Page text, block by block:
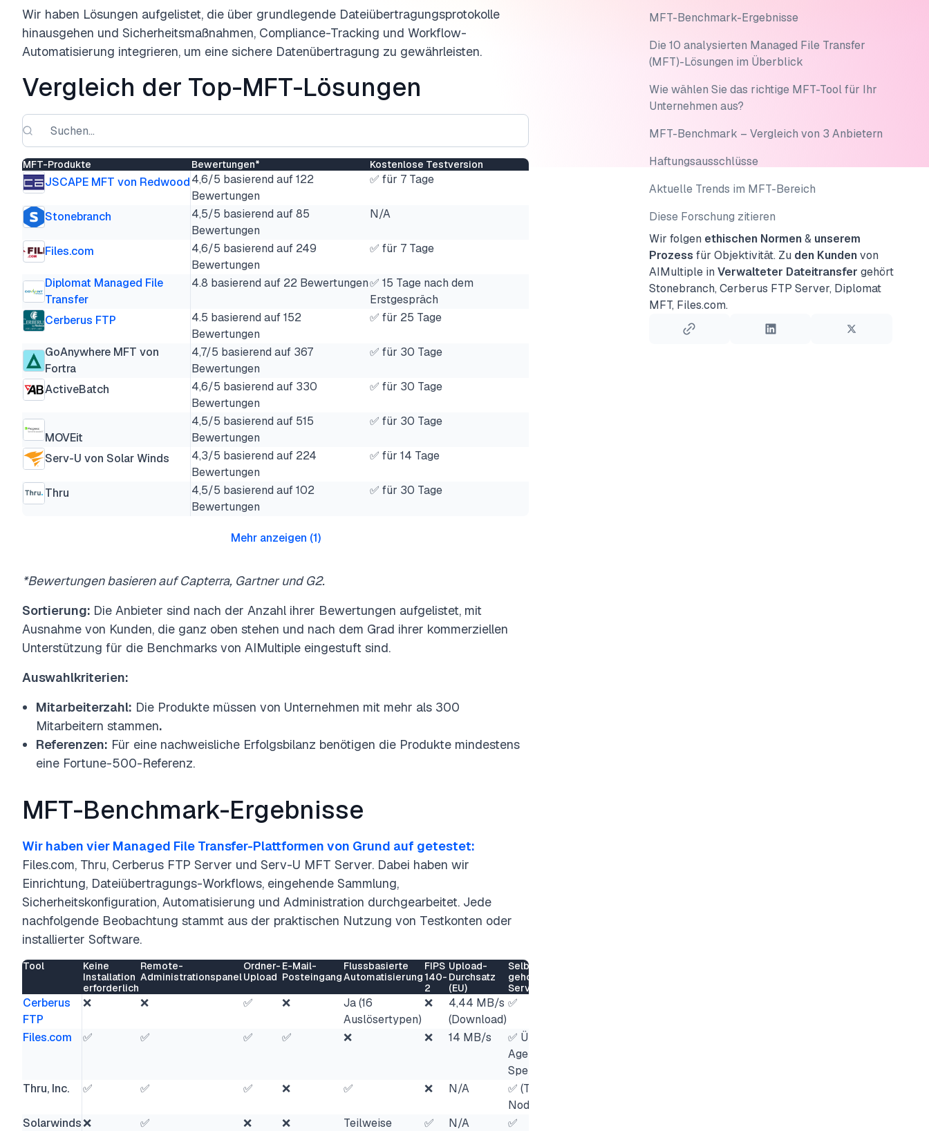
Wir haben Lösungen aufgelistet, die über grundlegende Dateiübertragungsprotokolle
hinausgehen und Sicherheitsmaßnahmen, Compliance-Tracking und Workflow-
Automatisierung integrieren, um eine sichere Datenübertragung zu gewährleisten.
Vergleich der Top-MFT-Lösungen
MFT-Produkte Bewertungen* Kostenlose Testversion
JSCAPE MFT von Redwood4,6/5 basierend auf 122
Bewertungen
✅ für 7 Tage
Stonebranch
4,5/5 basierend auf 85
Bewertungen
N/A
Files.com
4,6/5 basierend auf 249
Bewertungen
✅ für 7 Tage
Diplomat Managed File
Transfer
4.8 basierend auf 22 Bewertungen✅ 15 Tage nach dem
Erstgespräch
Cerberus FTP
4.5 basierend auf 152
Bewertungen
✅ für 25 Tage
GoAnywhere MFT von
Fortra
4,7/5 basierend auf 367
Bewertungen
✅ für 30 Tage
ActiveBatch
4,6/5 basierend auf 330
Bewertungen
✅ für 30 Tage
MOVEit
4,5/5 basierend auf 515
Bewertungen
✅ für 30 Tage
Serv-U von Solar Winds
4,3/5 basierend auf 224
Bewertungen
✅ für 14 Tage
Thru
4,5/5 basierend auf 102
Bewertungen
✅ für 30 Tage
Mehr anzeigen (1)
*Bewertungen basieren auf Capterra, Gartner und G2.
Sortierung: Die Anbieter sind nach der Anzahl ihrer Bewertungen aufgelistet, mit
Ausnahme von Kunden, die ganz oben stehen und nach dem Grad ihrer kommerziellen
Unterstützung für die Benchmarks von AIMultiple eingestuft sind.
Auswahlkriterien:
Mitarbeiterzahl: Die Produkte müssen von Unternehmen mit mehr als 300
Mitarbeitern stammen.
Referenzen: Für eine nachweisliche Erfolgsbilanz benötigen die Produkte mindestens
eine Fortune-500-Referenz.
MFT-Benchmark-Ergebnisse
Wir haben vier Managed File Transfer-Plattformen von Grund auf getestet:
Files.com, Thru, Cerberus FTP Server und Serv-U MFT Server. Dabei haben wir
Einrichtung, Dateiübertragungs-Workflows, eingehende Sammlung,
Sicherheitskonfiguration, Automatisierung und Administration durchgearbeitet. Jede
nachfolgende Beobachtung stammt aus der praktischen Nutzung von Testkonten oder
installierter Software.
Tool
Keine
Installation
erforderlich
Remote-
Administrationspanel
Ordner-
Upload
E-Mail-
Posteingang
Flussbasierte
Automatisierung
FIPS
140-
2
Upload-
Durchsatz
(EU)
Selbst
gehosteter
Server
Cerberus
FTP
❌ ❌ ✅ ❌
Ja (16
Auslösertypen)
❌
4,44 MB/s
(Download)
✅
Files.com ✅ ✅ ✅ ✅ ❌ ❌ 14 MB/s
✅ Über
Agent (nur
Speicher)
Thru, Inc.
✅ ✅ ✅ ❌ ✅ ❌ N/A
✅ (Thru
Nodes)
Solarwinds❌ ✅ ❌ ❌ Teilweise ✅ N/A ✅
MFT-Benchmark-Ergebnisse
Die 10 analysierten Managed File Transfer
(MFT)-Lösungen im Überblick
Wie wählen Sie das richtige MFT-Tool für Ihr
Unternehmen aus?
MFT-Benchmark – Vergleich von 3 Anbietern
Haftungsausschlüsse
Aktuelle Trends im MFT-Bereich
Diese Forschung zitieren
Wir folgen ethischen Normen& unserem
Prozess für Objektivität. Zu den Kundenvon
AIMultiple in Verwalteter Dateitransfer gehört
Stonebranch, Cerberus FTP Server, Diplomat
MFT, Files.com.